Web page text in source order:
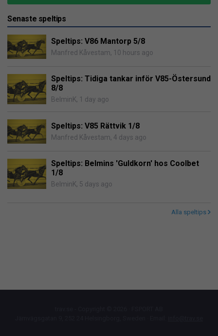
Senaste speltips
Speltips: V86 Mantorp 5/8
Manfred Kåvestam, 10 hours ago
Speltips: Tidiga tankar inför V85-Östersund
8/8
BelminK, 1 day ago
Speltips: V85 Rättvik 1/8
Manfred Kåvestam, 4 days ago
Speltips: Belmins 'Guldkorn' hos Coolbet
1/8
BelminK, 5 days ago
Alla speltips